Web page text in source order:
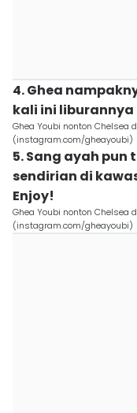
4. Ghea
kali ini
Ghea Youbi nonton Chelsea
(instagram.com/gheayoubi)
5. Sang ayah
sendirian di
Enjoy!
Ghea Youbi nonton Chelsea
(instagram.com/gheayoubi)